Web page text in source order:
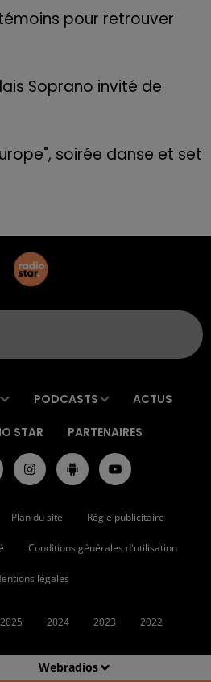
Webradios
pour retrouver
Soprano invité de
soirée danse et set
PODCASTS ACTUS
STAR PARTENAIRES
Plan du site Régie publicitaire
Conditions générales d'utilisation
légales
2025 2024 2023 2022